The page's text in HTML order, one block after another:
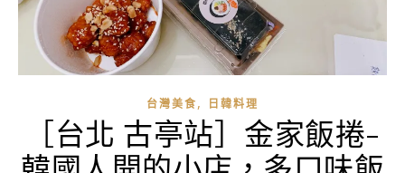
台灣美食, 日韓料理
［台北 古亭站］金家飯捲-